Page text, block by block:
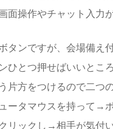
面操作やチャット入力
タンですが、会場備え
ひとつ押せばいいとこ
片方をつけるので二つ
ータマウスを持って→
リックし→相手が気付